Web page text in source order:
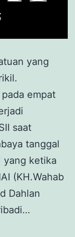
yang
empat
saat
tanggal
yang ketika
(KH.Wahab
Dahlan